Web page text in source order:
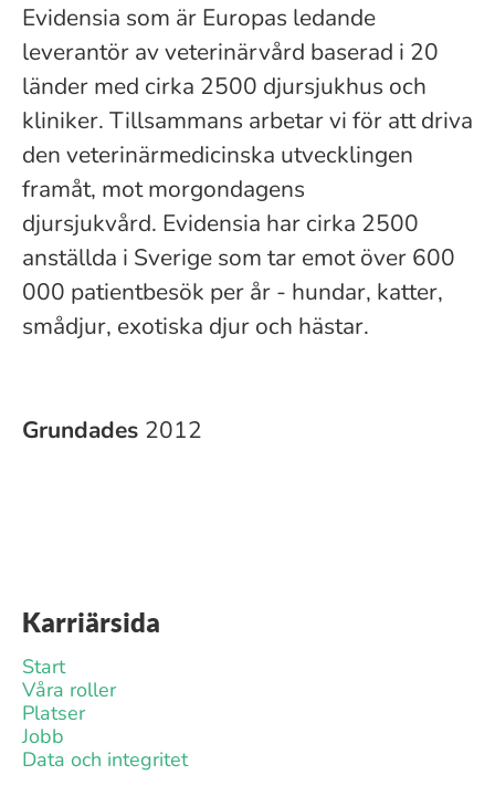
Evidensia som är Europas ledande
leverantör av veterinärvård baserad i 20
länder med cirka 2500 djursjukhus och
kliniker. Tillsammans arbetar vi för att driva
den veterinärmedicinska utvecklingen
framåt, mot morgondagens
djursjukvård. Evidensia har cirka 2500
anställda i Sverige som tar emot över 600
000 patientbesök per år - hundar, katter,
smådjur, exotiska djur och hästar.
Grundades 2012
Karriärsida
Start
Våra roller
Platser
Jobb
Data och integritet